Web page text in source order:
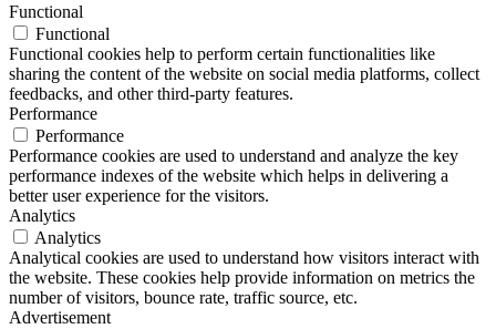
Functional
Functional
Functional cookies help to perform certain functionalities like
sharing the content of the website on social media platforms, collect
feedbacks, and other third-party features.
Performance
Performance
Performance cookies are used to understand and analyze the key
performance indexes of the website which helps in delivering a
better user experience for the visitors.
Analytics
Analytics
Analytical cookies are used to understand how visitors interact with
the website. These cookies help provide information on metrics the
number of visitors, bounce rate, traffic source, etc.
Advertisement